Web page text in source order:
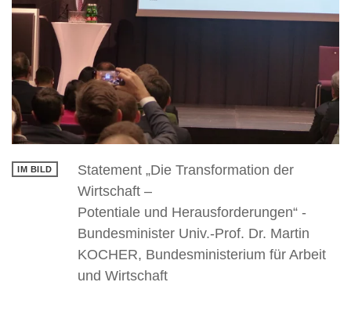
Statement „Die Transformation der
Wirtschaft –
Potentiale und Herausforderungen“ -
Bundesminister Univ.-Prof. Dr. Martin
KOCHER, Bundesministerium für Arbeit
und Wirtschaft